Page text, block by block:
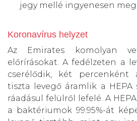
jegy mellé ingyenesen
Koronavírus helyzet
Az Emirates komolyan
előrírásokat. A fedélzeten a
cserélődik, két percenként
tiszta levegő áramlik a HEPA
ráadásul felülről lefelé. A
a baktériumok 99.95%-át